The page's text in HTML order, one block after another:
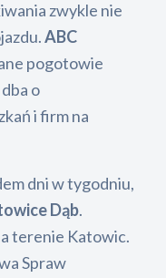
zwykle nie
ABC
pogotowie
o
i firm na
dni w tygodniu,
Dąb.
terenie Katowic.
Spraw